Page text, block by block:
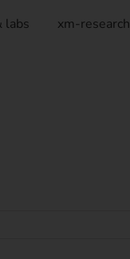
labs xm-research